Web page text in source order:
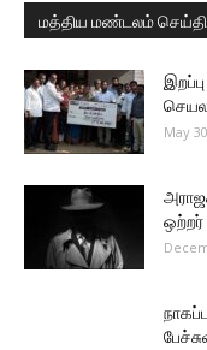
மத்திய மண்டலம்
May